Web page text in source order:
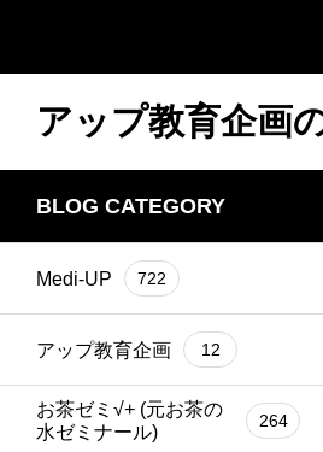
アップ教育企画
BLOG CATEGORY
Medi-UP 722
アップ教育企画 12
お茶ゼミ√+ (元お茶の
水ゼミナール)
264